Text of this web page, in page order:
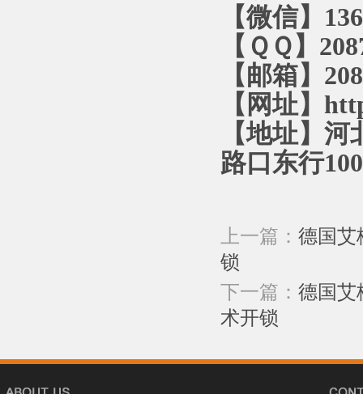
【微信】
【ＱＱ】
【邮箱】
【网址】
【地址】
路口东行
上一篇： 德国艾
锁
下一篇： 德国艾
术开锁